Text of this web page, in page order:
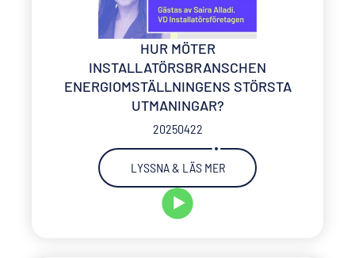
HUR MÖTER
INSTALLATÖRSBRANSCHEN
ENERGIOMSTÄLLNINGENS STÖRSTA
UTMANINGAR?
20250422
LYSSNA & LÄS MER